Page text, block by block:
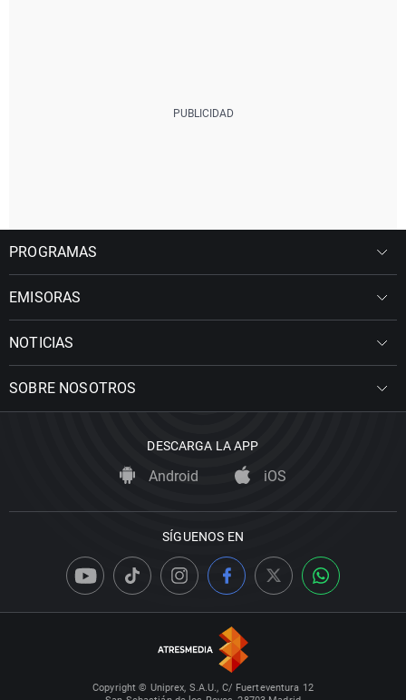
PROGRAMAS
EMISORAS
NOTICIAS
SOBRE NOSOTROS
DESCARGA LA APP
Android iOS
SÍGUENOS EN
Copyright © Uniprex, S.A.U., C/ Fuerteventura 12